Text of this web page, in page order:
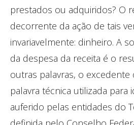
prestados ou adquiridos? O
decorrente da ação de tais
invariavelmente: dinheiro. A
da despesa da receita é o
outras palavras, o excedente
palavra técnica utilizada para
auferido pelas entidades do